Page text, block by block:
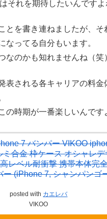
それを期待したいんですよ
とを書き連ねましたが、そ
なってる自分もいます。
なのかも知れませんね（笑
表される各キャリアの料金
の時期が一番楽しいんです
7 バンパー VIKOO
ミ合金 枠ケース オシャレデ
レベル耐衝撃 携帯本体完
ー (iPhone 7, シャンパンゴ
posted with カエレバ
VIKOO